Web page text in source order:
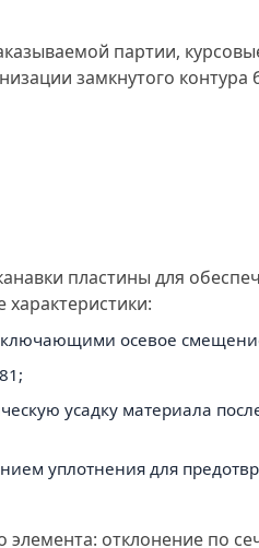
партии,
замкнутого контура
пластины для
характеристики:
осевое
усадку материала
уплотнения для
отклонение по